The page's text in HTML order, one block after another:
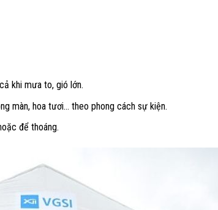
khi mưa to, gió lớn.
màn, hoa tươi… theo phong cách sự kiện.
để thoáng.